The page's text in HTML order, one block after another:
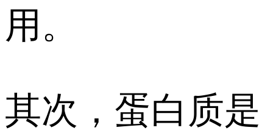
用。
其次，蛋白质是